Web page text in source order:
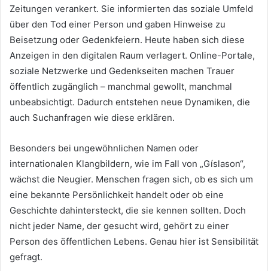
Zeitungen verankert. Sie informierten das soziale Umfeld
über den Tod einer Person und gaben Hinweise zu
Beisetzung oder Gedenkfeiern. Heute haben sich diese
Anzeigen in den digitalen Raum verlagert. Online-Portale,
soziale Netzwerke und Gedenkseiten machen Trauer
öffentlich zugänglich – manchmal gewollt, manchmal
unbeabsichtigt. Dadurch entstehen neue Dynamiken, die
auch Suchanfragen wie diese erklären.
Besonders bei ungewöhnlichen Namen oder
internationalen Klangbildern, wie im Fall von „Gíslason“,
wächst die Neugier. Menschen fragen sich, ob es sich um
eine bekannte Persönlichkeit handelt oder ob eine
Geschichte dahintersteckt, die sie kennen sollten. Doch
nicht jeder Name, der gesucht wird, gehört zu einer
Person des öffentlichen Lebens. Genau hier ist Sensibilität
gefragt.